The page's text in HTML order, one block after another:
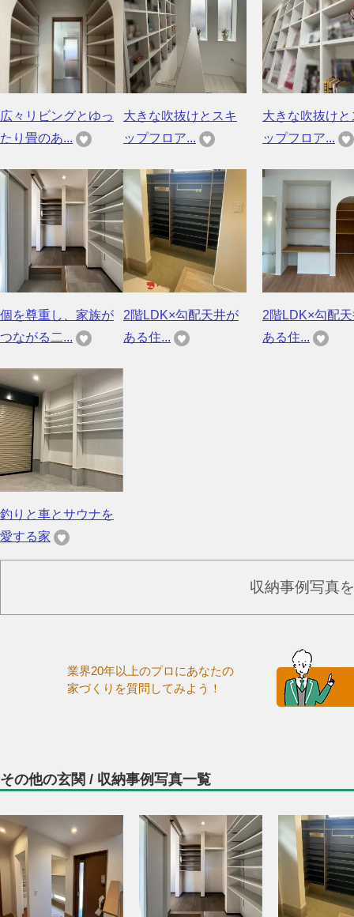
広々リビングとゆっ
たり畳のあ...
大きな吹抜けとスキ
ップフロア...
大きな吹抜けと
ップフロア...
個を尊重し、家族が
つながる二...
2階LDK×勾配天井が
ある住...
2階LDK×勾配
ある住...
釣りと車とサウナを
愛する家
収納事例写真
業界20年以上のプロにあなたの
家づくりを質問してみよう！
その他の玄関 / 収納事例写真一覧